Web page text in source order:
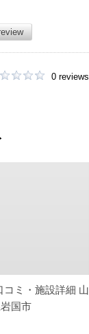
0 reviews
コミ・施設詳細 山
国市